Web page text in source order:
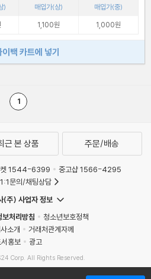
) 매입가(상)
매입가(중)
1,100원 1,000원
이백 카트에 넣기
1
근 본 상품 주문/배송
켓 1544-6399
중고샵 1566-4295
문의/채팅상담
(주) 사업자 정보
보처리방침
청소년보호정책
소개
거래처관계자께
서홍보
광고
Corp. All Rights Reserved.